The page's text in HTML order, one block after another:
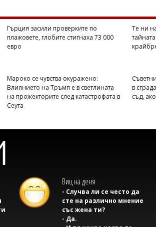
Гърция засили проверките по
плажовете, глобите стигнаха 73 000
евро
Те ни
Мароко се чувства окуражено:
Влиянието на Тръмп е в светлината
на прожекторите след катастрофата в
Сеута
в
съд,
Виц на деня
- Случва ли се често да
сте на различно мнение
със жена ти?
- Да.